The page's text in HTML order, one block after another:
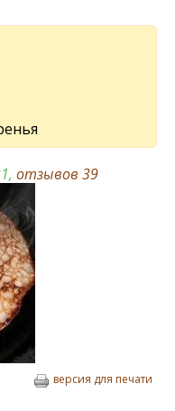
отзывов 39
версия для печати